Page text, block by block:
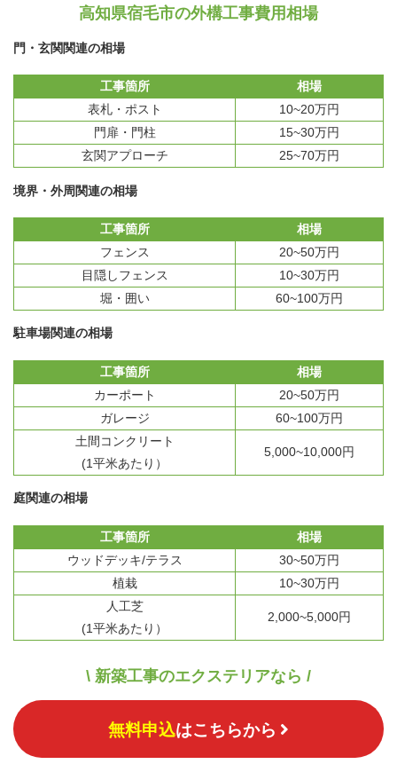
高知県宿毛市の外構工事費用相場
門・玄関関連の相場
工事箇所
相場
表札・ポスト
10~20万円
門扉・門柱
15~30万円
玄関アプローチ
25~70万円
境界・外周関連の相場
工事箇所
相場
フェンス
20~50万円
目隠しフェンス
10~30万円
堀・囲い
60~100万円
駐車場関連の相場
工事箇所
相場
カーポート
20~50万円
ガレージ
60~100万円
土間コンクリート
(1平米あたり）
5,000~10,000円
庭関連の相場
工事箇所
相場
ウッドデッキ/テラス
30~50万円
植栽
10~30万円
人工芝
(1平米あたり）
2,000~5,000円
\ 新築工事のエクステリアなら /
無料申込はこちらから